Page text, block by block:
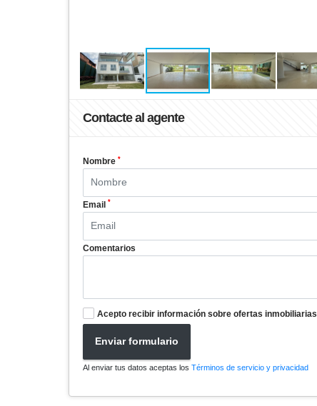
Contacte al agente
Nombre *
Email *
Comentarios
Acepto recibir información sobre ofertas inmobiliarias
Enviar formulario
Al enviar tus datos aceptas los Términos de servicio y privacidad